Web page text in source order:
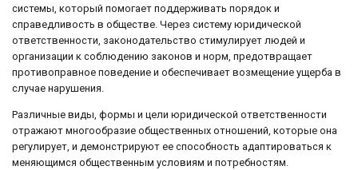
системы, который помогает поддерживать порядок и
справедливость в обществе. Через систему юридической
ответственности, законодательство стимулирует людей и
организации к соблюдению законов и норм, предотвращает
противоправное поведение и обеспечивает возмещение ущерба в
случае нарушения.
Различные виды, формы и цели юридической ответственности
отражают многообразие общественных отношений, которые она
регулирует, и демонстрируют ее способность адаптироваться к
меняющимся общественным условиям и потребностям.